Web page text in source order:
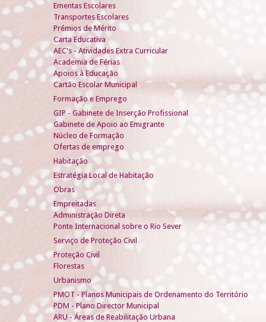
Ementas Escolares
Transportes Escolares
Prémios de Mérito
Carta Educativa
AEC's - Atividades Extra Curricular
Academia de Férias
Apoios à Educação
Cartão Escolar Municipal
Formação e Emprego
GIP - Gabinete de Inserção Profissional
Gabinete de Apoio ao Emigrante
Núcleo de Formação
Ofertas de emprego
Habitação
Estratégia Local de Habitação
Obras
Empreitadas
Administração Direta
Ponte Internacional sobre o Rio Sever
Serviço de Proteção Civil
Proteção Civil
Florestas
Urbanismo
PMOT - Planos Municipais de Ordenamento do Território
PDM - Plano Director Municipal
ARU - Áreas de Reabilitação Urbana